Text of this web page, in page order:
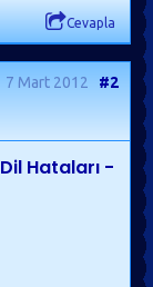
Cevapla
7 Mart 2012 #2
Dil Hataları -